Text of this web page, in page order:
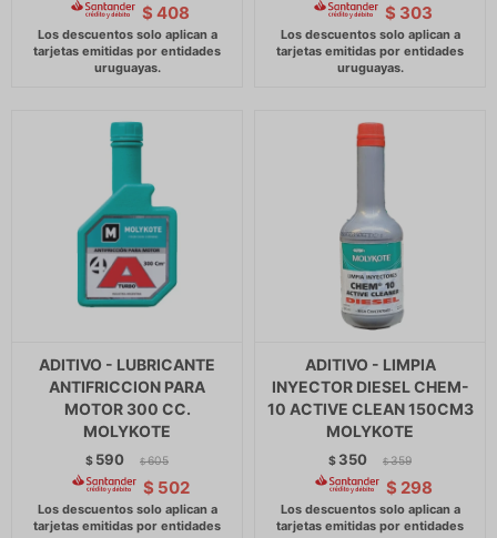
$ 408 $ 303
ADITIVO - LUBRICANTE
ANTIFRICCION PARA
MOTOR 300 CC.
MOLYKOTE
$ 590 $ 605
$ 502
ADITIVO - LIMPIA
INYECTOR DIESEL CHEM-
10 ACTIVE CLEAN 150CM3
MOLYKOTE
$ 350 $ 359
$ 298